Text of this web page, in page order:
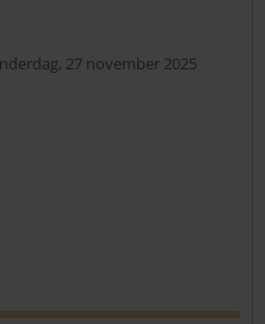
27 november 2025